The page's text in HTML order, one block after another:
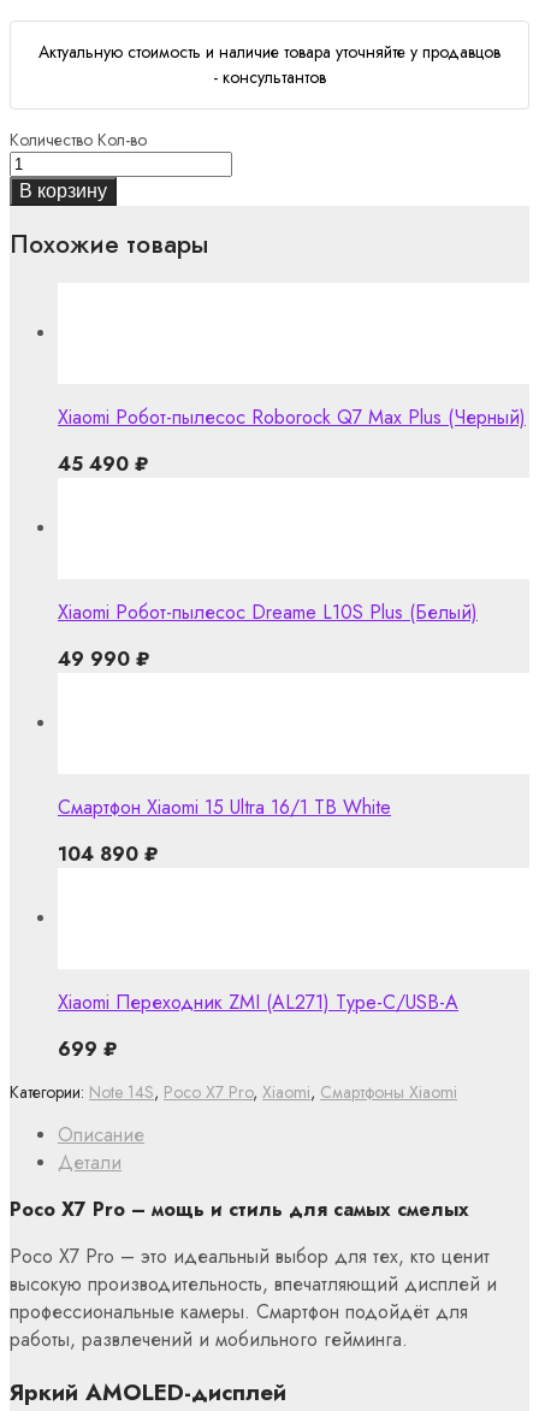
Актуальную стоимость и наличие товара уточняйте у продавцов
- консультантов
Количество Кол-во
В корзину
Описание
Детали
Poco X7 Pro – мощь и стиль для самых смелых
Poco X7 Pro – это идеальный выбор для тех, кто ценит
высокую производительность, впечатляющий дисплей и
профессиональные камеры. Смартфон подойдёт для
работы, развлечений и мобильного гейминга.
Яркий AMOLED-дисплей
Категории: Note 14S, Poco X7 Pro, Xiaomi, Смартфоны Xiaomi
Похожие товары
Xiaomi Робот-пылесос Roborock Q7 Max Plus (Черный)
45 490 ₽
Xiaomi Робот-пылесос Dreame L10S Plus (Белый)
49 990 ₽
Смартфон Xiaomi 15 Ultra 16/1 TB White
104 890 ₽
Xiaomi Переходник ZMI (AL271) Type-C/USB-A
699 ₽